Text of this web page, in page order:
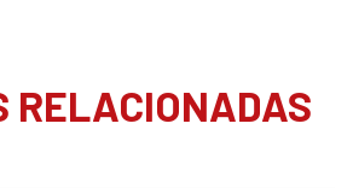
RELACIONADAS